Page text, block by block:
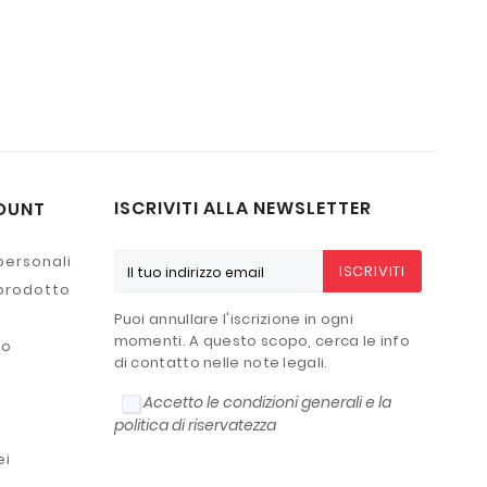
ISCRIVITI ALLA NEWSLETTER
ISCRIVITI
Puoi annullare l'iscrizione in ogni
momenti. A questo scopo, cerca le info
di contatto nelle note legali.
Accetto le condizioni generali e la
politica di riservatezza